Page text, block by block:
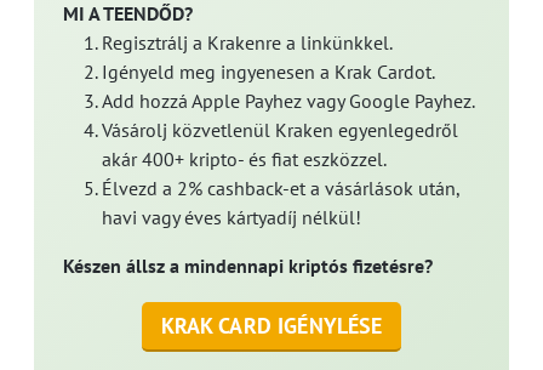
MI A TEENDŐD?
Regisztrálj a Krakenre a linkünkkel.
Igényeld meg ingyenesen a Krak Cardot.
Add hozzá Apple Payhez vagy Google Payhez.
Vásárolj közvetlenül Kraken egyenlegedről
akár 400+ kripto- és fiat eszközzel.
Élvezd a 2% cashback-et a vásárlások után,
havi vagy éves kártyadíj nélkül!
Készen állsz a mindennapi kriptós fizetésre?
KRAK CARD IGÉNYLÉSE